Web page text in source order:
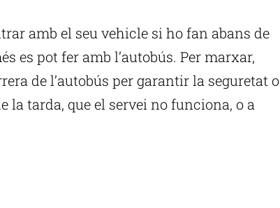
amb el seu vehicle si ho fan abans de
es pot fer amb l’autobús. Per marxar,
de l’autobús per garantir la seguretat o
la tarda, que el servei no funciona, o a